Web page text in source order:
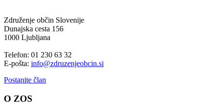
Združenje občin Slovenije
Dunajska cesta 156
1000 Ljubljana
Telefon: 01 230 63 32
E-pošta: info@zdruzenjeobcin.si
Postanite član
O ZOS